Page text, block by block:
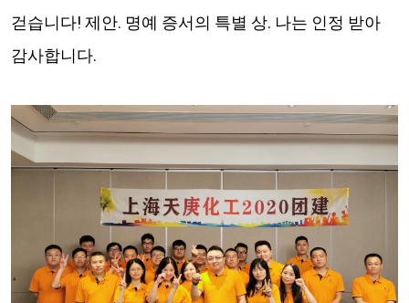
걷습니다! 제안. 명예 증서의 특별 상. 나는 인정 받아
감사합니다.